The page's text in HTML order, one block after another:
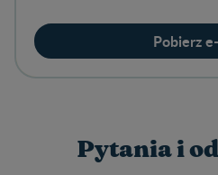
Pobierz
Pytania i